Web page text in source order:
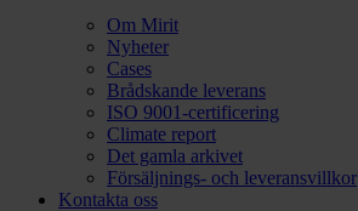
Om Mirit
Nyheter
Cases
Brådskande leverans
ISO 9001-certificering
Climate report
Det gamla arkivet
Försäljnings- och leveransvillkor
Kontakta oss